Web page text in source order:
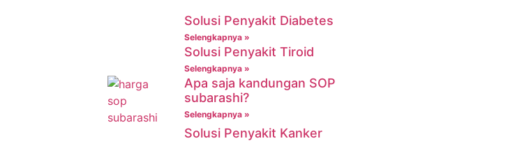
Solusi Penyakit Diabetes
Selengkapnya »
Solusi Penyakit Tiroid
Selengkapnya »
Apa saja kandungan SOP
subarashi?
Selengkapnya »
Solusi Penyakit Kanker